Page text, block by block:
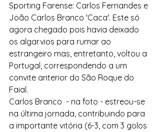
Sporting Farense: Carlos Fernandes e
João Carlos Branco 'Caca'. Este só
agora chegado pois havia deixado
os algarvios para rumar ao
estrangeiro mas, entretanto, voltou a
Portugal, correspondendo a um
convite anterior do São Roque do
Faial.
Carlos Branco  - na foto - estreou-se
na última jornada, contribuindo para
a importante vitória (6-3, com 3 golos